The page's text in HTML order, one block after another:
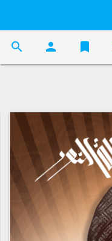
bookmark
person
search